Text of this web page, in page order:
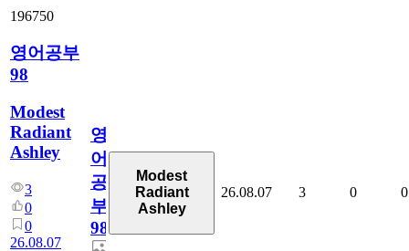
196750
영어공부
98
Modest
Radiant
Ashley
3
0
0
26.08.07
영
어
공
부
98
Modest
Radiant
Ashley
26.08.07 3 0 0